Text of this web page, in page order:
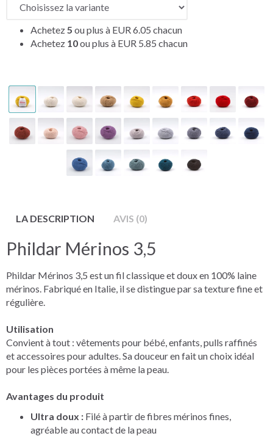
Achetez 5 ou plus à EUR 6.05 chacun
Achetez 10ou plus à EUR 5.85 chacun
LA DESCRIPTION AVIS (0)
Phildar Mérinos 3,5
Phildar Mérinos 3,5 est un fil classique et doux en 100% laine
mérinos. Fabriqué en Italie, il se distingue par sa texture fine et
régulière.
Utilisation
Convient à tout : vêtements pour bébé, enfants, pulls raffinés
et accessoires pour adultes. Sa douceur en fait un choix idéal
pour les pièces portées à même la peau.
Avantages du produit
Ultra doux : Filé à partir de fibres mérinos fines,
agréable au contact de la peau